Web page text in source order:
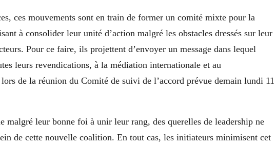
ces mouvements sont en train de former un comité mixte pour la
à consolider leur unité d’action malgré les obstacles dressés sur leur
Pour ce faire, ils projettent d’envoyer un message dans lequel
leurs revendications, à la médiation internationale et au
de la réunion du Comité de suivi de l’accord prévue demain lundi 11
malgré leur bonne foi à unir leur rang, des querelles de leadership ne
de cette nouvelle coalition. En tout cas, les initiateurs minimisent cet